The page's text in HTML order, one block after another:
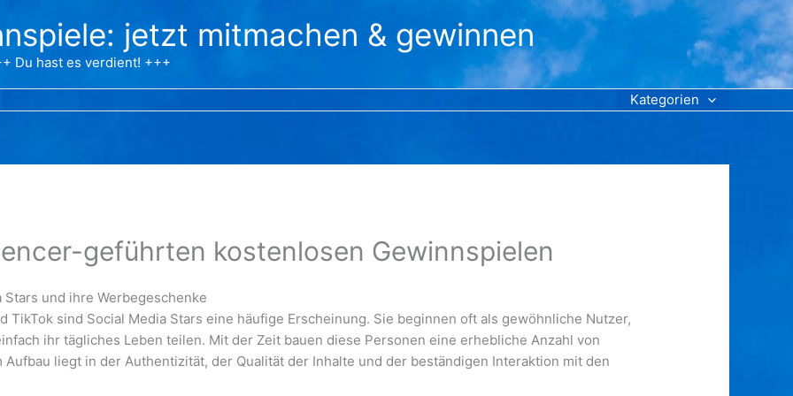
jetzt mitmachen & gewinnen
Du hast es verdient! +++
Kategorien
geführten kostenlosen Gewinnspielen
und ihre Werbegeschenke
TikTok sind Social Media Stars eine häufige Erscheinung. Sie beginnen oft als gewöhnliche Nutzer,
ihr tägliches Leben teilen. Mit der Zeit bauen diese Personen eine erhebliche Anzahl von
liegt in der Authentizität, der Qualität der Inhalte und der beständigen Interaktion mit den